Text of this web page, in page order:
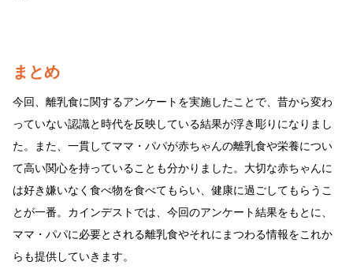
まとめ
今回、離乳食に関するアンケートを実施したことで、昔から変わ
っていない認識と時代を反映している結果が浮き彫りになりまし
た。また、一貫してママ・パパが赤ちゃんの離乳食や栄養につい
て高い関心を持っていることも分かりました。大切な赤ちゃんに
は好き嫌いなく食べ物を食べてもらい、健康に過ごしてもらうこ
とが一番。カインデストでは、今回のアンケート結果をもとに、
ママ・パパに必要とされる離乳食やそれにまつわる情報をこれか
らも提供していきます。